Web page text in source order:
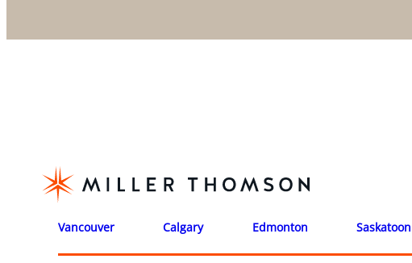
Vancouver Calgary Edmonton Saskatoon